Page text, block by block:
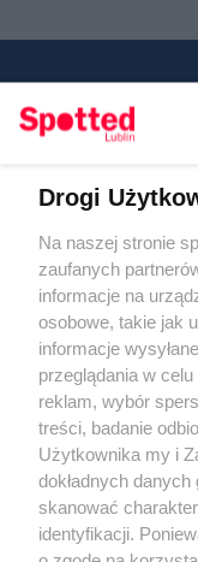
KATEGORIE
OGŁOSZENIA
NA SKRÓTY
Regulamin
Polityka
RODO
Warunki
Drogi
Na naszej stronie
zaufanych
informacje na
osobowe, takie jak
informacje
przeglądania w
reklam, wybór
treści, badanie
Użytkownika my i
dokładnych
skanować
identyfikacji.